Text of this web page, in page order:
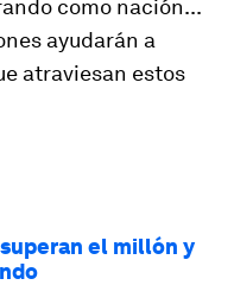
como nación...
ayudarán a
atraviesan estos
el millón y